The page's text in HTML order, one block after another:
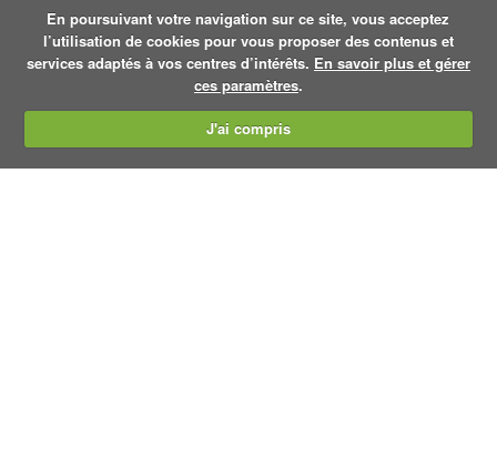
En poursuivant votre navigation sur ce site, vous acceptez
l’utilisation de cookies pour vous proposer des contenus et
services adaptés à vos centres d’intérêts. En savoir plus et gérer
ces paramètres.
J'ai compris